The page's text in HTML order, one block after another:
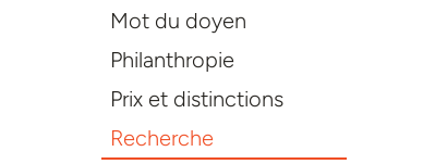
Mot du doyen
Philanthropie
Prix et distinctions
Recherche